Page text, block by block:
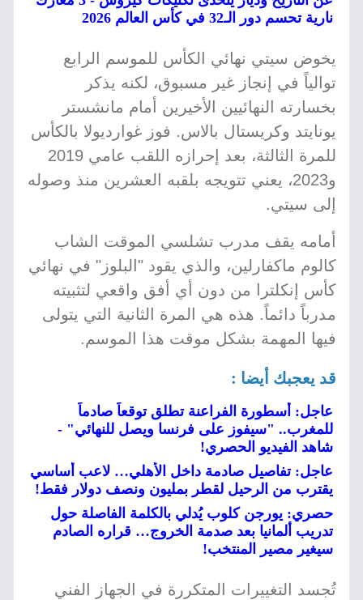
نارية تحسم دور الـ32 في كأس العالم 2026
يخوض سيتي نهائي الكأس للموسم الرابع
توالياً في إنجاز غير مسبوق، لكنه يذكر
بخسارته النهائيين الأخيرين أمام مانشستر
يونايتد وكريستال بالاس. فوز غوارديولا بالكأس
للمرة الثالثة، بعد إحرازه اللقب عامي 2019
و2023، يعني تتويجه بلقبه العشرين منذ وصوله
إلى سيتي.
أمامه يقف مدرب تشلسي الموقت الشاب
كالوم ماكفارلين، والذي يقود "البلوز" في نهائي
كأس إنكلترا من دون أي أفق واقعي لتثبيته
مدرباً دائماً. هذه هي المرة الثانية التي يتولى
فيها المهمة بشكل موقت هذا الموسم.
قد يعجبك أيضا :
عاجل: أسطورة الفراعنة تطلق توقعاً صادماً
للمغرب.. "سيفوز على فرنسا ويصل للنهائي" -
شاهد الفيديو الحصري!
عاجل: تفاصيل صادمة داخل الأهلي… لاعب أساسي
يقترب من الرحيل لقطر بمليون ونصف دولار فقط!
حصري: يورجن كلوب يُدلي بالكلمة الفاصلة حول
تدريب ألمانيا بعد صدمة الخروج… قراره الصادم
سيغير مصير المنتخب!
تُجسد التغييرات المتكررة في الجهاز الفني